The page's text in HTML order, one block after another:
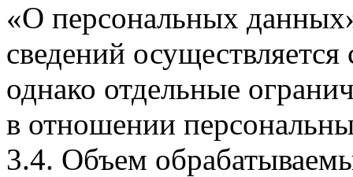
«О персональных
сведений
однако отдельные
в отношении
3.4. Объем